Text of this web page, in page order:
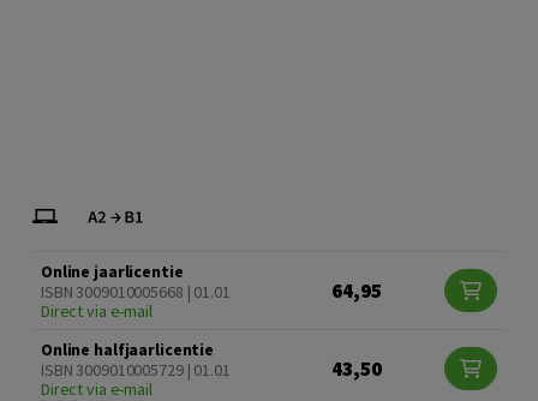
Online jaarlicentie
ISBN 3009010005668 | 01.01
Direct via e-mail
64,95
Online halfjaarlicentie
ISBN 3009010005729 | 01.01
Direct via e-mail
43,50